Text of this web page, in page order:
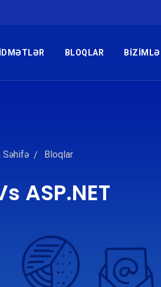
BLOQLAR
Səhifə Bloqlar
ASP.NET